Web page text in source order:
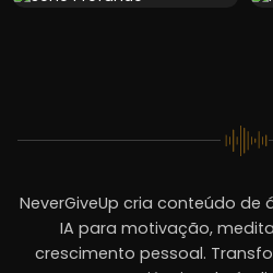
NeverGiveUp cria conteúdo
IA para motivação,
crescimento pessoal.